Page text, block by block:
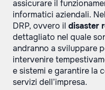
assicurare il
informatici aziendali.
DRP, ovvero il disaster
dettagliato nel quale
andranno a sviluppare
intervenire
e sistemi e garantire la
servizi dell’impresa.